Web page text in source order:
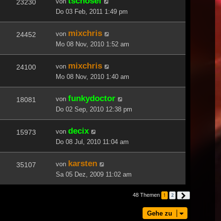
23230
Do 03 Feb, 2011 1:49 pm
24452 von mixchris
Mo 08 Nov, 2010 1:52 am
24100 von mixchris
Mo 08 Nov, 2010 1:40 am
18081 von funkydoctor
Do 02 Sep, 2010 12:38 pm
15973 von decix
Do 08 Jul, 2010 11:04 am
35107 von karsten
Sa 05 Dez, 2009 11:02 am
48 Themen 1 2
Gehe zu